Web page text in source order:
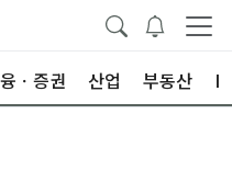
ㆍ증권 산업 부동산